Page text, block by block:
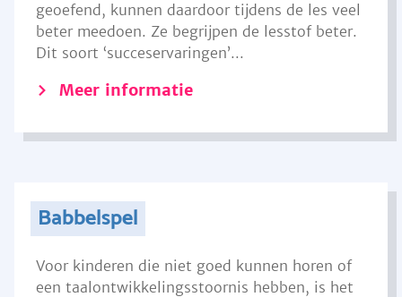
geoefend, kunnen daardoor tijdens de les veel
beter meedoen. Ze begrijpen de lesstof beter.
Dit soort ‘succeservaringen’...
Meer informatie
Babbelspel
Voor kinderen die niet goed kunnen horen of
een taalontwikkelingsstoornis hebben, is het